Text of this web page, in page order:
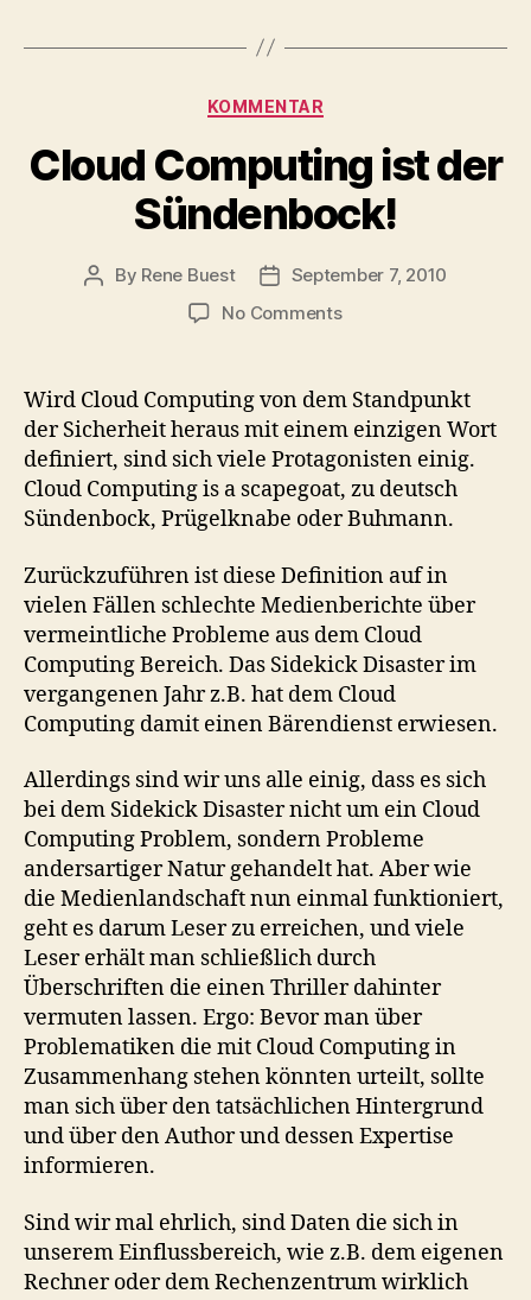
Categories
KOMMENTAR
Cloud Computing ist der
Sündenbock!
Post
By Rene Buest
PostSeptember 7, 2010
No Commentson
ist
der
Sündenbock!
Wird Cloud Computing von dem Standpunkt
der Sicherheit heraus mit einem einzigen Wort
definiert, sind sich viele Protagonisten einig.
Cloud Computing is a scapegoat, zu deutsch
Sündenbock, Prügelknabe oder Buhmann.
Zurückzuführen ist diese Definition auf in
vielen Fällen schlechte Medienberichte über
vermeintliche Probleme aus dem Cloud
Computing Bereich. Das Sidekick Disaster im
vergangenen Jahr z.B. hat dem Cloud
Computing damit einen Bärendienst erwiesen.
Allerdings sind wir uns alle einig, dass es sich
bei dem Sidekick Disaster nicht um ein Cloud
Computing Problem, sondern Probleme
andersartiger Natur gehandelt hat. Aber wie
die Medienlandschaft nun einmal funktioniert,
geht es darum Leser zu erreichen, und viele
Leser erhält man schließlich durch
Überschriften die einen Thriller dahinter
vermuten lassen. Ergo: Bevor man über
Problematiken die mit Cloud Computing in
Zusammenhang stehen könnten urteilt, sollte
man sich über den tatsächlichen Hintergrund
und über den Author und dessen Expertise
informieren.
Sind wir mal ehrlich, sind Daten die sich in
unserem Einflussbereich, wie z.B. dem eigenen
Rechner oder dem Rechenzentrum wirklich